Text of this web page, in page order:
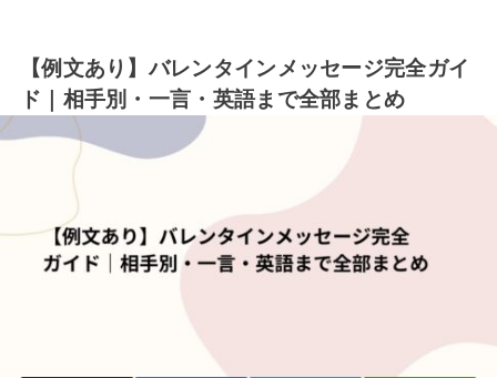
【例文あり】バレンタインメッセージ完全ガイ
ド｜相手別・一言・英語まで全部まとめ